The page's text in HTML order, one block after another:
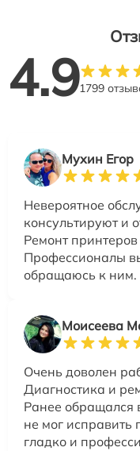
4.91799
Мухин Егор
Невероятное
консультируют и
Ремонт
Профессионалы
обращаюсь к ним.
Моисеева
Очень доволен
Диагностика и
Ранее обращался
не мог исправить
гладко и